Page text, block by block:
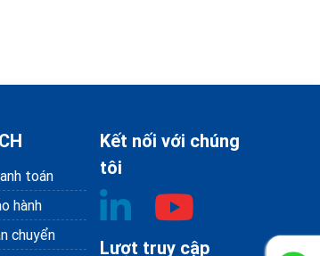
toán
hành
chuyển
Kết nối với chúng
tôi
Lượt truy cập